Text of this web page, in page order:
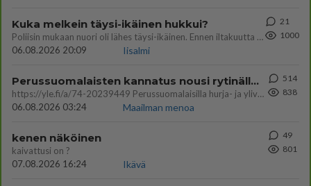
Kuka melkein täysi-ikäinen hukkui?
Poliisin mukaan nuori oli lähes täysi-ikäinen. Ennen iltakuutta tulleen ilmoituksen mukaan ihminen oli joutunut mahdoll
06.08.2026 20:09
Iisalmi
21
1000
Perussuomalaisten kannatus nousi rytinällä Ylen tänään julkaisemassa tuoreimmassa gallup-kyselyssä.
https://yle.fi/a/74-20239449 Perussuomalaisilla hurja- ja ylivoimaisesti suurin nousu tässä uudessa Ylen gallupissa. Kyl
06.08.2026 03:24
Maailman menoa
514
838
kenen näköinen
kaivattusi on ?
07.08.2026 16:24
Ikävä
49
801